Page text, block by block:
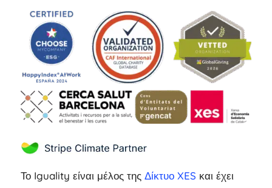
Το Iguality είναι μέλος της Δίκτυο XES και έχει